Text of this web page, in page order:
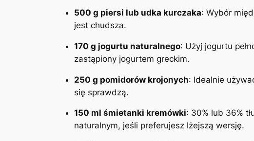
500 g piersi lub udka kurczaka: Wybór
jest chudsza.
170 g jogurtu naturalnego: Użyj jogurtu
zastąpiony jogurtem greckim.
250 g pomidorów krojonych: Idealnie
się sprawdzą.
150 ml śmietanki kremówki: 30% lub 36%
naturalnym, jeśli preferujesz lżejszą wersję.